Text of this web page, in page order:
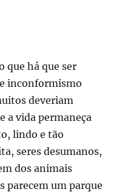
que há que ser
inconformismo
deveriam
a vida permaneça
lindo e tão
seres desumanos,
dos animais
parecem um parque